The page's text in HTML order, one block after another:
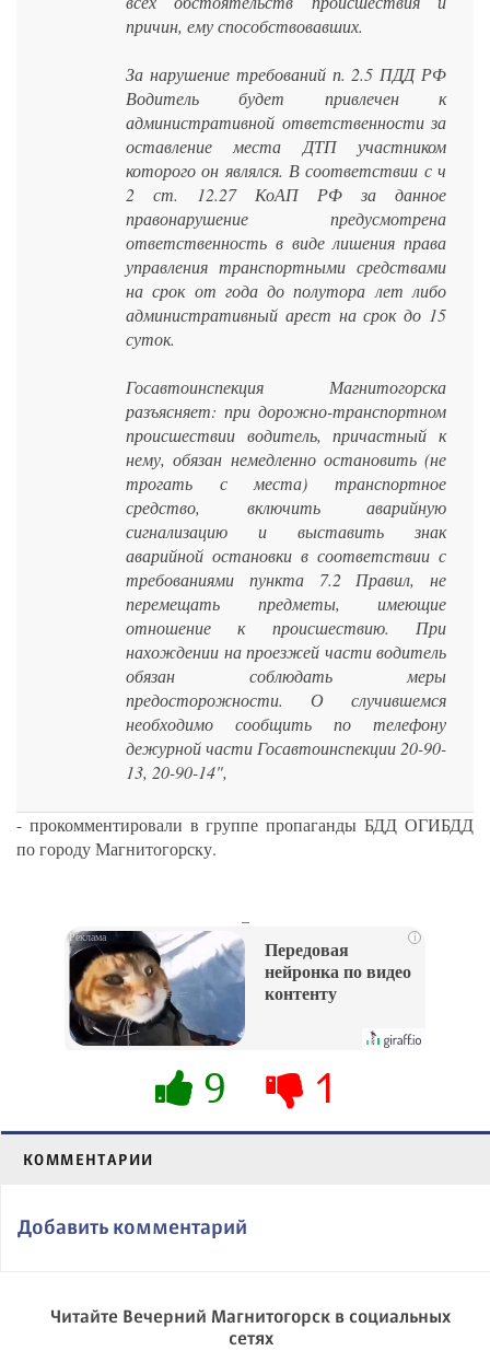
причин, ему способствовавших.
За нарушение требований п. 2.5 ПДД РФ
Водитель будет привлечен к
административной ответственности за
оставление места ДТП участником
которого он являлся. В соответствии с ч
2 ст. 12.27 КоАП РФ за данное
правонарушение предусмотрена
ответственность в виде лишения права
управления транспортными средствами
на срок от года до полутора лет либо
административный арест на срок до 15
суток.
Госавтоинспекция Магнитогорска
разъясняет: при дорожно-транспортном
происшествии водитель, причастный к
нему, обязан немедленно остановить (не
трогать с места) транспортное
средство, включить аварийную
сигнализацию и выставить знак
аварийной остановки в соответствии с
требованиями пункта 7.2 Правил, не
перемещать предметы, имеющие
отношение к происшествию. При
нахождении на проезжей части водитель
обязан соблюдать меры
предосторожности. О случившемся
необходимо сообщить по телефону
дежурной части Госавтоинспекции 20-90-
13, 20-90-14",
- прокомментировали в группе пропаганды БДД ОГИБДД
по городу Магнитогорску.
i
Передовая
нейронка по видео
контенту
9 1
КОММЕНТАРИИ
Добавить комментарий
Читайте Вечерний Магнитогорск в социальных
сетях